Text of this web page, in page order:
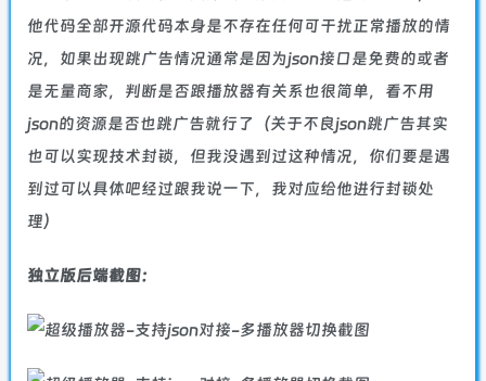
他代码全部开源代码本身是不存在任何可干扰正常播放的情
况，如果出现跳广告情况通常是因为json接口是免费的或者
是无量商家，判断是否跟播放器有关系也很简单，看不用
json的资源是否也跳广告就行了（关于不良json跳广告其实
也可以实现技术封锁，但我没遇到过这种情况，你们要是遇
到过可以具体吧经过跟我说一下，我对应给他进行封锁处
理）
独立版后端截图：